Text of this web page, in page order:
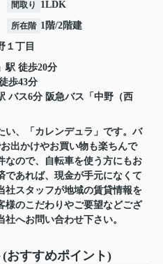
間取り 1LDK
所在階 1階/2階建
１丁目
」駅 徒歩20分
歩43分
バス6分 阪急バス「中野（西
い、「カレンデュラ」です。バ
出かけやお買い物も楽ちんで
なので、自転車を使う方にもお
であれば、現金が手元になくて
社スタッフが地域の賃貸情報を
様のこだわりやご要望などござ
へお問い合わせ下さい。
おすすめポイント)